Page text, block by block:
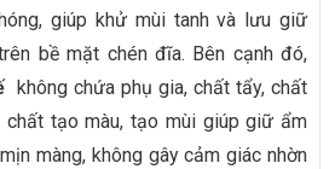
giúp khử mùi tanh và lưu giữ
bề mặt chén đĩa. Bên cạnh đó,
không chứa phụ gia, chất tẩy, chất
chất tạo màu, tạo mùi giúp giữ ẩm
màng, không gây cảm giác nhờn